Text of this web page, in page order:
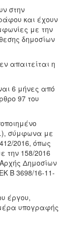
στην
και έχουν
με την
δημοσίων
απαιτείται η
6 μήνες από
97 του
σύμφωνα με
2016, όπως
την 158/2016
Δημοσίων
Β 3698/16-11-
έργου,
υπογραφής